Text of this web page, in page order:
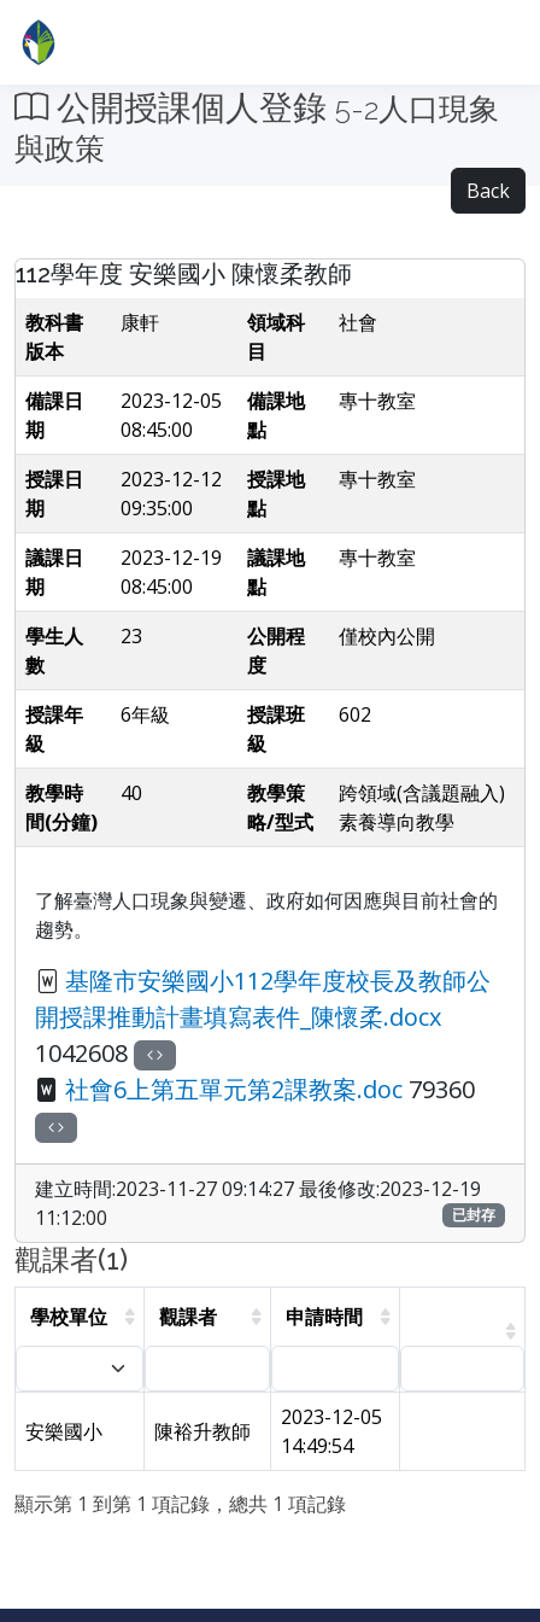
公開授課個人登錄 5-2人口現象
與政策
Back
112學年度 安樂國小 陳懷柔教師
教科書
版本
康軒
領域科
目
社會
備課日
期
2023-12-05
08:45:00
備課地
點
專十教室
授課日
期
2023-12-12
09:35:00
授課地
點
專十教室
議課日
期
2023-12-19
08:45:00
議課地
點
專十教室
學生人
數
23
公開程
度
僅校內公開
授課年
級
6年級
授課班
級
602
教學時
間(分鐘)
40
教學策
略/型式
跨領域(含議題融入)
素養導向教學
了解臺灣人口現象與變遷、政府如何因應與目前社會的
趨勢。
基隆市安樂國小112學年度校長及教師公
開授課推動計畫填寫表件_陳懷柔.docx
1042608
社會6上第五單元第2課教案.doc 79360
建立時間:2023-11-27 09:14:27 最後修改:2023-12-19
11:12:00
已封存
觀課者(1)
學校單位 觀課者 申請時間
安樂國小 陳裕升教師
2023-12-05
14:49:54
顯示第 1 到第 1 項記錄，總共 1 項記錄